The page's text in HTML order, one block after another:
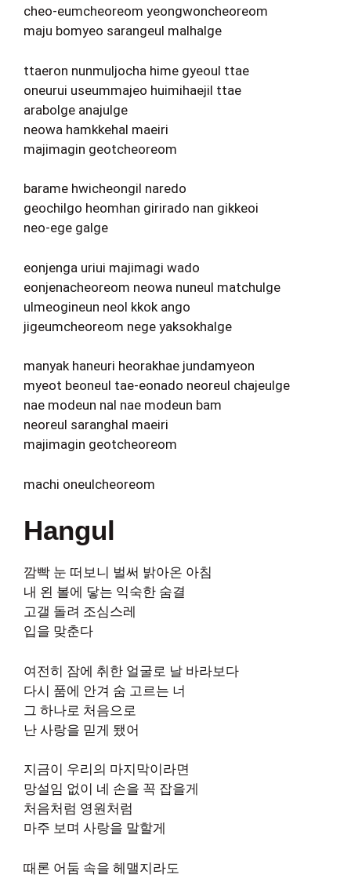
cheo-eumcheoreom yeongwoncheoreom
maju bomyeo sarangeul malhalge
ttaeron nunmuljocha hime gyeoul ttae
oneurui useummajeo huimihaejil ttae
arabolge anajulge
neowa hamkkehal maeiri
majimagin geotcheoreom
barame hwicheongil naredo
geochilgo heomhan girirado nan gikkeoi
neo-ege galge
eonjenga uriui majimagi wado
eonjenacheoreom neowa nuneul matchulge
ulmeogineun neol kkok ango
jigeumcheoreom nege yaksokhalge
manyak haneuri heorakhae jundamyeon
myeot beoneul tae-eonado neoreul chajeulge
nae modeun nal nae modeun bam
neoreul saranghal maeiri
majimagin geotcheoreom
machi oneulcheoreom
Hangul
깜빡 눈 떠보니 벌써 밝아온 아침
내 왼 볼에 닿는 익숙한 숨결
고갤 돌려 조심스레
입을 맞춘다
여전히 잠에 취한 얼굴로 날 바라보다
다시 품에 안겨 숨 고르는 너
그 하나로 처음으로
난 사랑을 믿게 됐어
지금이 우리의 마지막이라면
망설임 없이 네 손을 꼭 잡을게
처음처럼 영원처럼
마주 보며 사랑을 말할게
때론 어둠 속을 헤맬지라도